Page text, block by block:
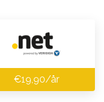
€19,90/år